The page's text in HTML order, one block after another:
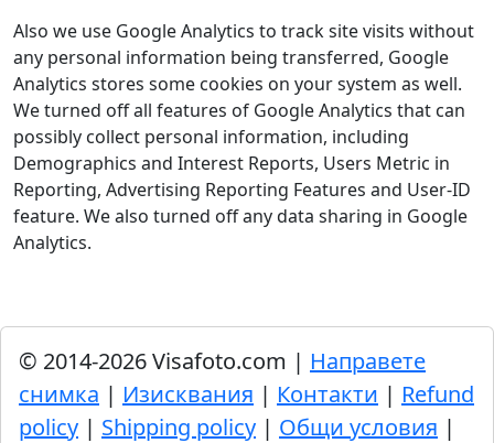
Also we use Google Analytics to track site visits without
any personal information being transferred, Google
Analytics stores some cookies on your system as well.
We turned off all features of Google Analytics that can
possibly collect personal information, including
Demographics and Interest Reports, Users Metric in
Reporting, Advertising Reporting Features and User-ID
feature. We also turned off any data sharing in Google
Analytics.
© 2014-2026 Visafoto.com | Направете
снимка | Изисквания | Контакти | Refund
policy | Shipping policy | Общи условия |